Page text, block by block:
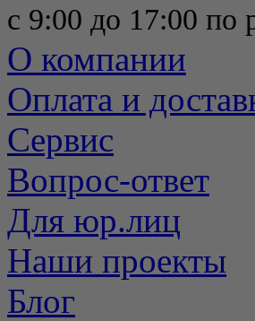
с 9:00 до 17:00 по
О компании
Оплата и
Сервис
Вопрос-ответ
Для юр.лиц
Наши проекты
Блог